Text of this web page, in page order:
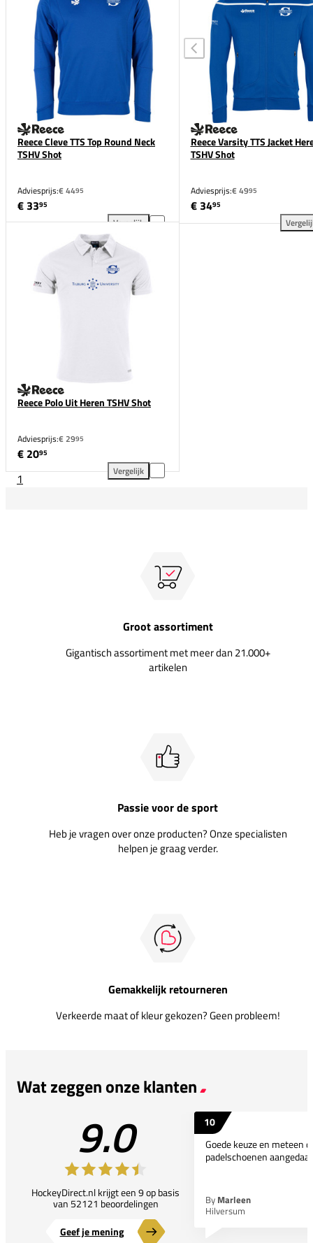
Reece Cleve TTS Top Round Neck
TSHV Shot
Adviesprijs:€ 4495
€ 3395
Vergelijk
Reece Varsity TTS Jacket
TSHV Shot
Adviesprijs:€ 4995
€ 3495
Reece Polo Uit Heren TSHV Shot
Adviesprijs:€ 2995
€ 2095
Vergelijk
Reece Polo Uit Heren TSHV Shot toevoegen aan
1
Groot assortiment
Gigantisch assortiment met meer dan 21.000+
artikelen
Passie voor de sport
Heb je vragen over onze producten? Onze specialisten
helpen je graag verder.
Gemakkelijk retourneren
Verkeerde maat of kleur gekozen? Geen probleem!
Wat zeggen onze klanten
9.0
HockeyDirect.nl krijgt een 9 op basis
van 52121 beoordelingen
Geef je mening
10
Goede keuze en meteen
padelschoenen
By Marleen
Hilversum